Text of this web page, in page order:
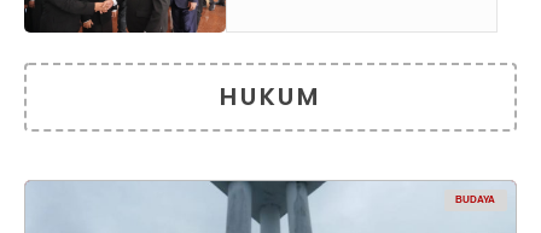
HUKUM
BUDAYA